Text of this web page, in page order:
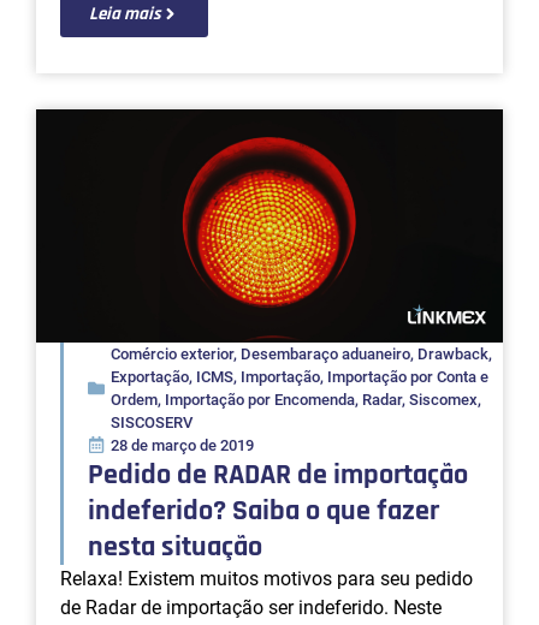
Leia mais
Comércio exterior, Desembaraço aduaneiro, Drawback,
Exportação, ICMS, Importação, Importação por Conta e
Ordem, Importação por Encomenda, Radar, Siscomex,
SISCOSERV
28 de março de 2019
Pedido de RADAR de importação
indeferido? Saiba o que fazer
nesta situação
Relaxa! Existem muitos motivos para seu pedido
de Radar de importação ser indeferido. Neste